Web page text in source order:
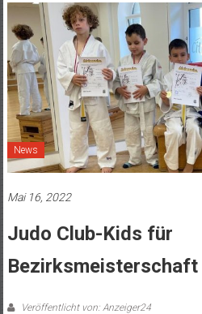
News
Mai 16, 2022
Judo Club-Kids für
Veröffentlicht von: Anzeiger24